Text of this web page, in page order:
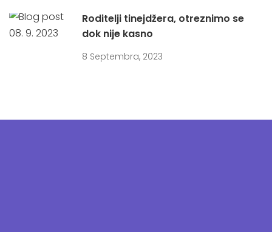
Roditelji tinejdžera, otreznimo se
dok nije kasno
8 Septembra, 2023